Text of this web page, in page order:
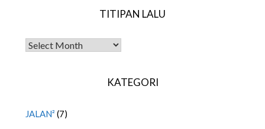
TITIPAN LALU
TITIPAN LALU
KATEGORI
JALAN² (7)